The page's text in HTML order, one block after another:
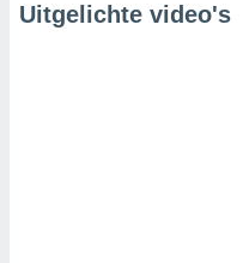
Uitgelichte video's